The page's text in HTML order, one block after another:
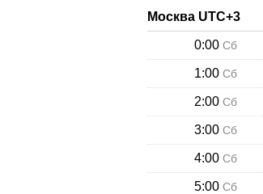
Москва UTC+3
0:00 Сб
1:00 Сб
2:00 Сб
3:00 Сб
4:00 Сб
5:00 Сб